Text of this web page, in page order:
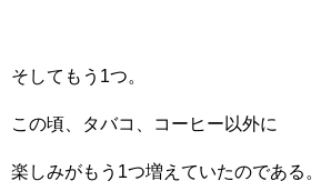
そしてもう1つ。
この頃、タバコ、コーヒー以外に
楽しみがもう1つ増えていたのである。